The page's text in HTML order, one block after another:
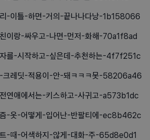
-이틀-하면-거의-끝나나다낭-1b158066
이랑-싸우고-나면-먼저-화해-70a1f8ad
를-시작하고-싶은데-추천하는-4f7f251c
크레딧-적용이-안-돼ㅋㅋㅋ못-58206a46
연애에서는-키스하고-사귀고-a573b1dc
-옷-어떻게-입어난-반팔티에-ec8b462c
-때-어색하지-않게-대화-주-65d8e0d1